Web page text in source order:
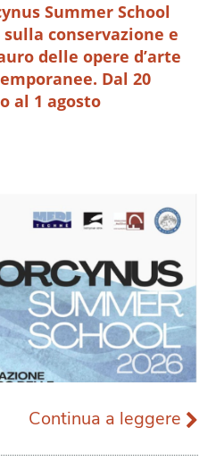
Summer School
sulla conservazione e
delle opere d’arte
Dal 20
al 1 agosto
Continua a leggere